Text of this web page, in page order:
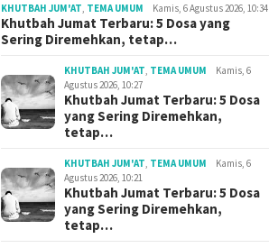
KHUTBAH JUM'AT, TEMA UMUM Kamis, 6 Agustus 2026, 10:34
Khutbah Jumat Terbaru: 5 Dosa yang
Sering Diremehkan, tetap…
KHUTBAH JUM'AT, TEMA UMUM
Kamis, 6
Agustus 2026, 10:27
Khutbah Jumat Terbaru: 5 Dosa
yang Sering Diremehkan,
tetap…
KHUTBAH JUM'AT, TEMA UMUM
Kamis, 6
Agustus 2026, 10:21
Khutbah Jumat Terbaru: 5 Dosa
yang Sering Diremehkan,
tetap…